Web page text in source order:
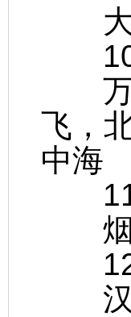
大
10.
万
飞，
中海
11.
烟
12.
汉